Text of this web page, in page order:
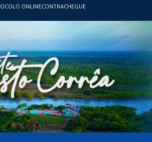
ONLINECONTRACHEGUE